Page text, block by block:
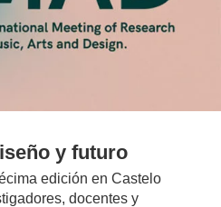
y futuro
edición en Castelo
docentes y